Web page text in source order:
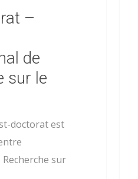
or ESC to close
–
de
sur le
doctorat est
sur